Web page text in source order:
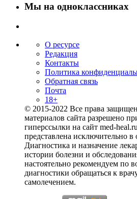
Мы на одноклассниках
О ресурсе
Редакция
Контакты
Политика
Обратная связь
Почта
18+
© 2015-2022 Все права
материалов сайта разрешено
гиперссылки на сайт med-
представлена исключительно в
Диагностика и назначение
истории болезни и
настоятельно рекомендуем по
диагностики обращаться к
самолечением.